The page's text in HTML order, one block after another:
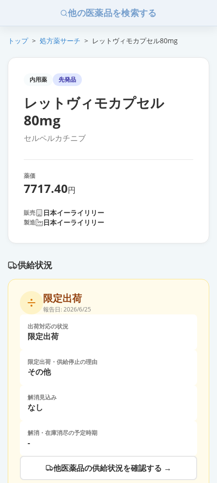
他の医薬品を検索する
トップ > 処方薬サーチ > レットヴィモカプセル80mg
内用薬 先発品
レットヴィモカプセル
80mg
セルペルカチニブ
薬価
7717.40円
販売 日本イーライリリー
製造 日本イーライリリー
供給状況
限定出荷
報告日: 2026/6/25
出荷対応の状況
限定出荷
限定出荷・供給停止の理由
その他
解消見込み
なし
解消・在庫消尽の予定時期
-
他医薬品の供給状況を確認する →